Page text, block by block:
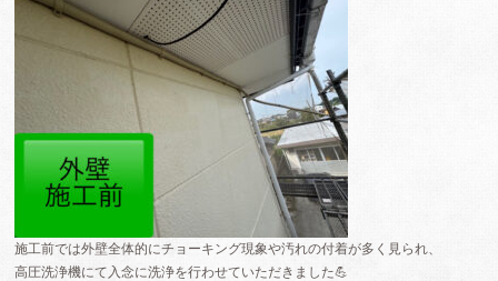
施工前では外壁全体的にチョーキング現象や汚れの付着が多く見られ、
高圧洗浄機にて入念に洗浄を行わせていただきました💪